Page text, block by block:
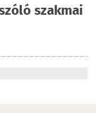
szakmai